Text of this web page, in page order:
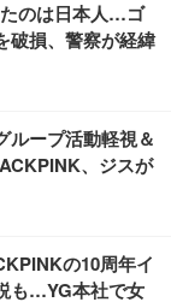
のは日本人…ゴ
破損、警察が経緯
ループ活動軽視＆
、ジスが
の10周年イ
も…YG本社で女